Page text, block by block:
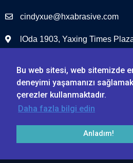
Bu web sitesi, web sitemizde
deneyimi yaşamanızı
çerezler kullanmaktadır.
Daha fazla bilgi edin
Anladım!
cindyxue@hxabrasive.com
lOda 1903, Yaxing Times
Zhengzhou Haixu Aşındırıcılar
Tüm Hakları Saklıdır.Site